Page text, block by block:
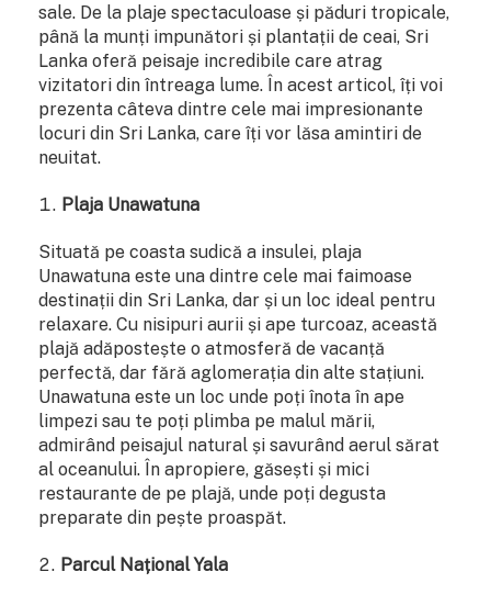
sale. De la plaje spectaculoase și păduri tropicale,
până la munți impunători și plantații de ceai, Sri
Lanka oferă peisaje incredibile care atrag
vizitatori din întreaga lume. În acest articol, îți voi
prezenta câteva dintre cele mai impresionante
locuri din Sri Lanka, care îți vor lăsa amintiri de
neuitat.
Plaja Unawatuna
Situată pe coasta sudică a insulei, plaja
Unawatuna este una dintre cele mai faimoase
destinații din Sri Lanka, dar și un loc ideal pentru
relaxare. Cu nisipuri aurii și ape turcoaz, această
plajă adăpostește o atmosferă de vacanță
perfectă, dar fără aglomerația din alte stațiuni.
Unawatuna este un loc unde poți înota în ape
limpezi sau te poți plimba pe malul mării,
admirând peisajul natural și savurând aerul sărat
al oceanului. În apropiere, găsești și mici
restaurante de pe plajă, unde poți degusta
preparate din pește proaspăt.
Parcul Național Yala